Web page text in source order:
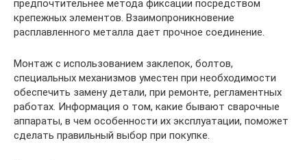
предпочтительнее метода фиксации посредством
крепежных элементов. Взаимопроникновение
расплавленного металла дает прочное соединение.
Монтаж с использованием заклепок, болтов,
специальных механизмов уместен при необходимости
обеспечить замену детали, при ремонте, регламентных
работах. Информация о том, какие бывают сварочные
аппараты, в чем особенности их эксплуатации, поможет
сделать правильный выбор при покупке.